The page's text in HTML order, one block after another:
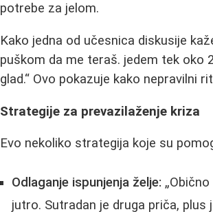
potrebe za jelom.
Kako jedna od učesnica diskusije
puškom da me teraš. jedem tek oko
glad. Ovo pokazuje kako nepravilni
Strategije za prevazilaženje kriza
Evo nekoliko strategija koje su
Odlaganje ispunjenja želje:
jutro. Sutradan je druga priča,